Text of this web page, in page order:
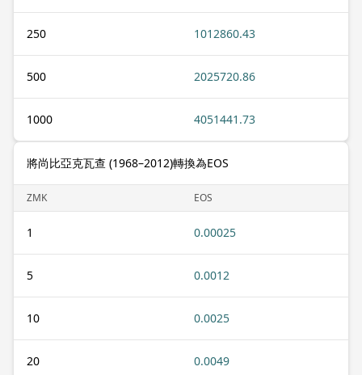
250 1012860.43
500 2025720.86
1000 4051441.73
將尚比亞克瓦查 (1968–2012)轉換為EOS
ZMK EOS
1 0.00025
5 0.0012
10 0.0025
20 0.0049